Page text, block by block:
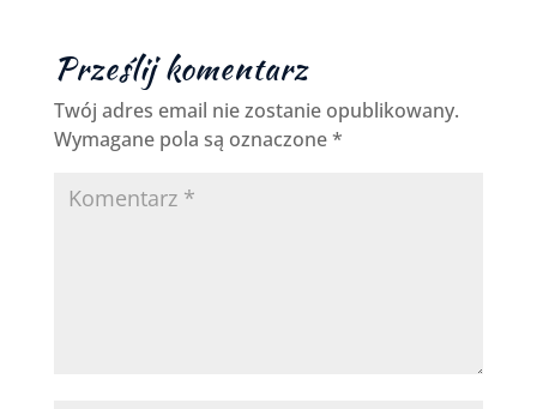
Prześlij komentarz
Twój adres email nie zostanie opublikowany.
Wymagane pola są oznaczone*